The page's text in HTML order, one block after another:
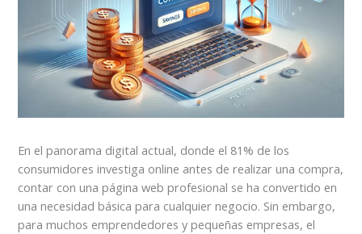
En el panorama digital actual, donde el 81% de los
consumidores investiga online antes de realizar una compra,
contar con una página web profesional se ha convertido en
una necesidad básica para cualquier negocio. Sin embargo,
para muchos emprendedores y pequeñas empresas, el